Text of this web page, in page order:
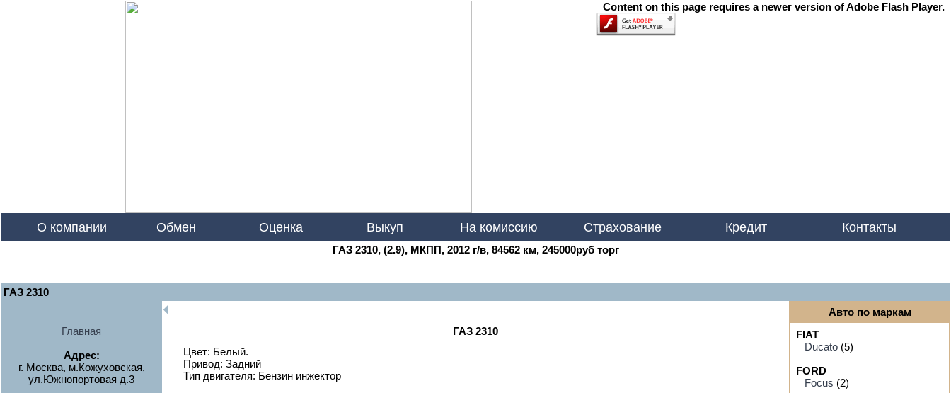
Content on this page requires a newer version of Adobe Flash Player.
О компании Обмен Оценка Выкуп На комиссию Страхование Кредит Контакты
ГАЗ 2310, (2.9), МКПП, 2012 г/в, 84562 км, 245000руб торг
ГАЗ 2310
Главная
Адрес:
г. Москва, м.Кожуховская,
ул.Южнопортовая д.3
🞀
ГАЗ 2310
Цвет: Белый.
Привод: Задний
Тип двигателя: Бензин инжектор
Авто по маркам
FIAT
Ducato (5)
FORD
Focus (2)